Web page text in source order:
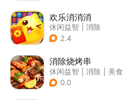
欢乐消消消
休闲益智
消除
| 积分网赚
2.4
消除烧烤串
休闲益智 消除
美食
| 清新
0.0